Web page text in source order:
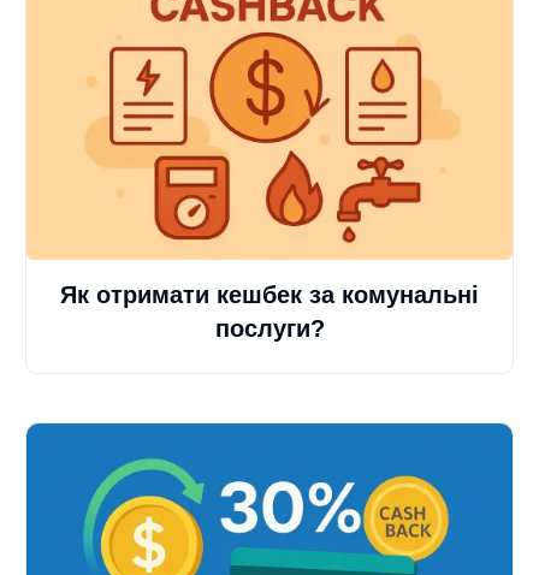
Як отримати кешбек за комунальні
послуги?